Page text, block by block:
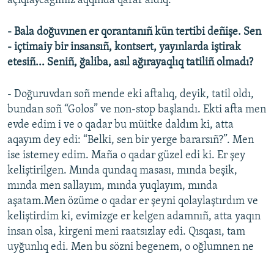
- Bala doğuvınen er qorantanıñ kün tertibi deñişe. Sen
- içtimaiy bir insansıñ, kontsert, yayınlarda iştirak
etesiñ... Seniñ, ğaliba, asıl ağırayaqlıq tatiliñ olmadı?
- Doğuruvdan soñ mende eki aftalıq, deyik, tatil oldı,
bundan soñ “Golos” ve non-stop başlandı. Ekti afta men
evde edim i ve o qadar bu müitke daldım ki, atta
aqayım dey edi: “Belki, sen bir yerge bararsıñ?”. Men
ise istemey edim. Maña o qadar güzel edi ki. Er şey
keliştirilgen. Mında qundaq masası, mında beşik,
mında men sallayım, mında yuqlayım, mında
aşatam.Men özüme o qadar er şeyni qolaylaştırdım ve
keliştirdim ki, evimizge er kelgen adamnıñ, atta yaqın
insan olsa, kirgeni meni raatsızlay edi. Qısqası, tam
uyğunlıq edi. Men bu sözni begenem, o oğlumnen ne